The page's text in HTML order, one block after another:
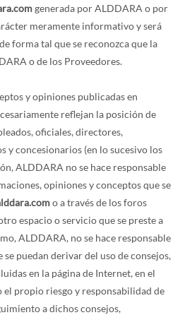
generada por ALDDARA o por
meramente informativo y será
forma tal que se reconozca que la
o de los Proveedores.
y opiniones publicadas en
reflejan la posición de
oficiales, directores,
y concesionarios (en lo sucesivo los
ALDDARA no se hace responsable
opiniones y conceptos que se
o a través de los foros
espacio o servicio que se preste a
ALDDARA, no se hace responsable
se puedan derivar del uso de consejos,
en la página de Internet, en el
el propio riesgo y responsabilidad de
a dichos consejos,